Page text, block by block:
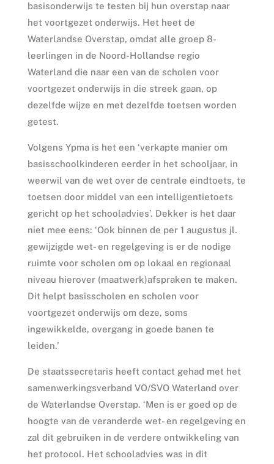
basisonderwijs te testen bij hun overstap naar
het voortgezet onderwijs. Het heet de
Waterlandse Overstap, omdat alle groep 8-
leerlingen in de Noord-Hollandse regio
Waterland die naar een van de scholen voor
voortgezet onderwijs in die streek gaan, op
dezelfde wijze en met dezelfde toetsen worden
getest.
Volgens Ypma is het een ‘verkapte manier om
basisschoolkinderen eerder in het schooljaar, in
weerwil van de wet over de centrale eindtoets, te
toetsen door middel van een intelligentietoets
gericht op het schooladvies’. Dekker is het daar
niet mee eens: ‘Ook binnen de per 1 augustus jl.
gewijzigde wet- en regelgeving is er de nodige
ruimte voor scholen om op lokaal en regionaal
niveau hierover (maatwerk)afspraken te maken.
Dit helpt basisscholen en scholen voor
voortgezet onderwijs om deze, soms
ingewikkelde, overgang in goede banen te
leiden.’
De staatssecretaris heeft contact gehad met het
samenwerkingsverband VO/SVO Waterland over
de Waterlandse Overstap. ‘Men is er goed op de
hoogte van de veranderde wet- en regelgeving en
zal dit gebruiken in de verdere ontwikkeling van
het protocol. Het schooladvies was in dit